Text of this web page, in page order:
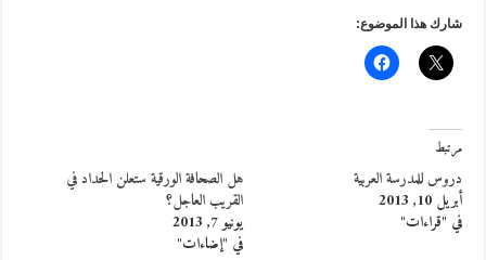
شارك هذا الموضوع:
مرتبط
دروس للمدرسة العربية
أبريل 10, 2013
في "قراءات"
هل الصحافة الورقية ستعلن الحداد في
القريب العاجل؟
يونيو 7, 2013
في "إضاءات"